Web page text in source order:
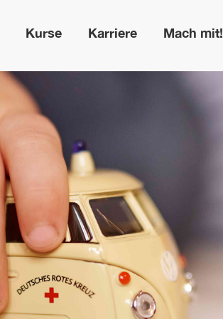
Kurse Karriere Mach mit!